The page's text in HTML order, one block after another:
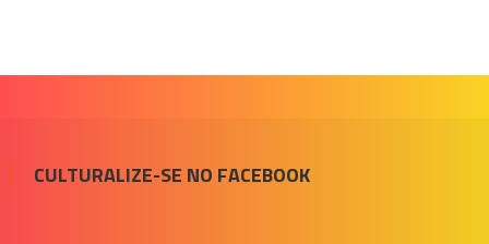
CULTURALIZE-SE NO FACEBOOK